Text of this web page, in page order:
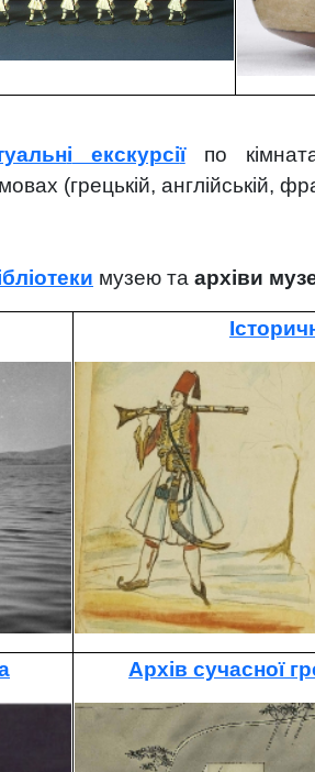
і екскурсіїпо
(грецькій, англійській,
музею та архіви
Архів сучасної